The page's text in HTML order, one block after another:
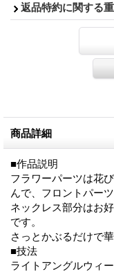
返品特約に関する
商品詳細
■作品説明
フラワーパーツは花
んで、フロントパー
ネックレス部分はお
です。
さっとかぶるだけで
■技法
ライトアングルウィ